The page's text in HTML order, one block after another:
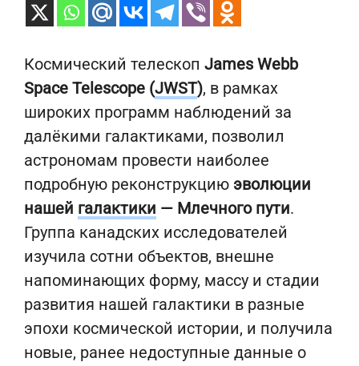
Космический телескоп James Webb
Space Telescope (JWST), в рамках
широких программ наблюдений за
далёкими галактиками, позволил
астрономам провести наиболее
подробную реконструкцию эволюции
нашей галактики — Млечного пути.
Группа канадских исследователей
изучила сотни объектов, внешне
напоминающих форму, массу и стадии
развития нашей галактики в разные
эпохи космической истории, и получила
новые, ранее недоступные данные о